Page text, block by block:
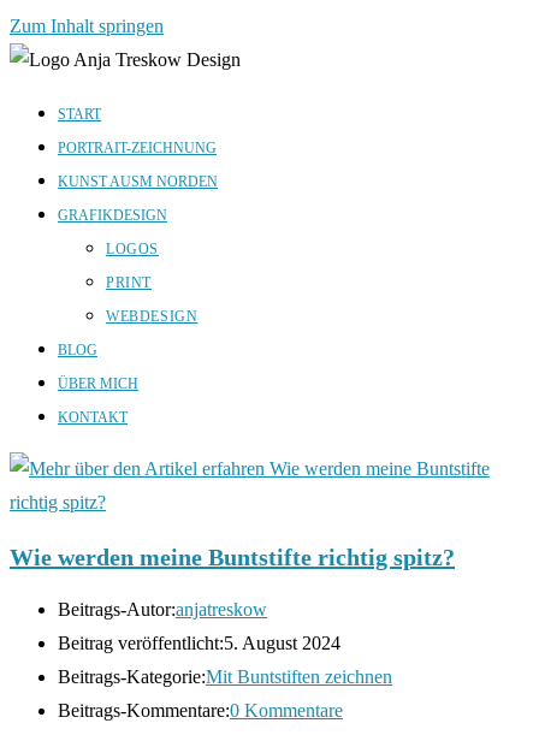
Zum Inhalt springen
START
PORTRAIT-ZEICHNUNG
KUNST AUSM NORDEN
GRAFIKDESIGN
LOGOS
PRINT
WEBDESIGN
BLOG
ÜBER MICH
KONTAKT
Wie werden meine Buntstifte richtig spitz?
Beitrags-Autor:anjatreskow
Beitrag veröffentlicht:5. August 2024
Beitrags-Kategorie:Mit Buntstiften zeichnen
Beitrags-Kommentare:0 Kommentare